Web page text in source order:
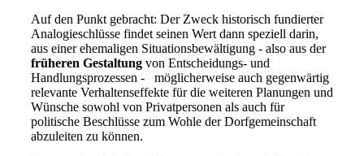
Auf den Punkt gebracht: Der Zweck historisch fundierter
Analogieschlüsse findet seinen Wert dann speziell darin,
aus einer ehemaligen Situationsbewältigung - also aus der
früheren Gestaltungvon Entscheidungs- und
Handlungsprozessen - möglicherweise auch gegenwärtig
relevante Verhaltenseffekte für die weiteren Planungen und
Wünsche sowohl von Privatpersonen als auch für
politische Beschlüsse zum Wohle der Dorfgemeinschaft
abzuleiten zu können.